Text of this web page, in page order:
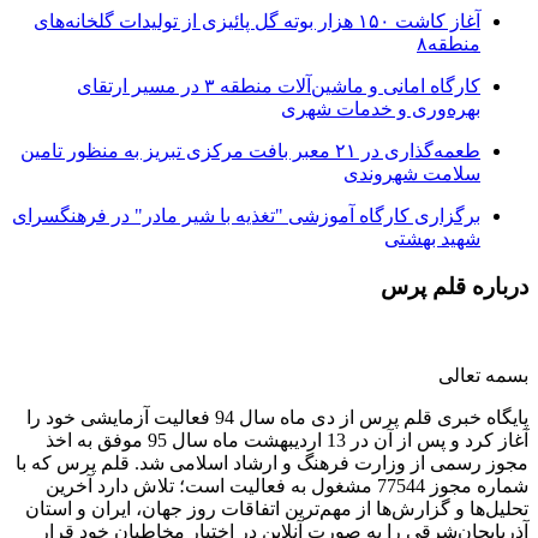
آغاز کاشت ۱۵۰ هزار بوته گل پائیزی از تولیدات گلخانه‌های
منطقه۸
کارگاه امانی و ماشین‌آلات منطقه ۳ در مسیر ارتقای
بهره‌وری و خدمات شهری
طعمه‌گذاری در ۲۱ معبر بافت مرکزی تبریز به منظور تامین
سلامت شهروندی
برگزاری کارگاه آموزشی "تغذیه با شیر مادر" در فرهنگسرای
شهید بهشتی
درباره قلم پرس
بسمه تعالی
پایگاه خبری قلم پرس از دی ماه سال 94 فعالیت آزمایشی خود را
آغاز کرد و پس از آن در 13 اردیبهشت ماه سال 95 موفق به اخذ
مجوز رسمی از وزارت فرهنگ و ارشاد اسلامی شد. قلم پرس که با
شماره مجوز 77544 مشغول به فعالیت است؛ تلاش دارد آخرین
تحلیل‌ها و گزارش‌ها از مهم‌ترین اتفاقات روز جهان، ایران و استان
آذربایجان‌شرقی را به صورت آنلاین در اختیار مخاطبان خود قرار